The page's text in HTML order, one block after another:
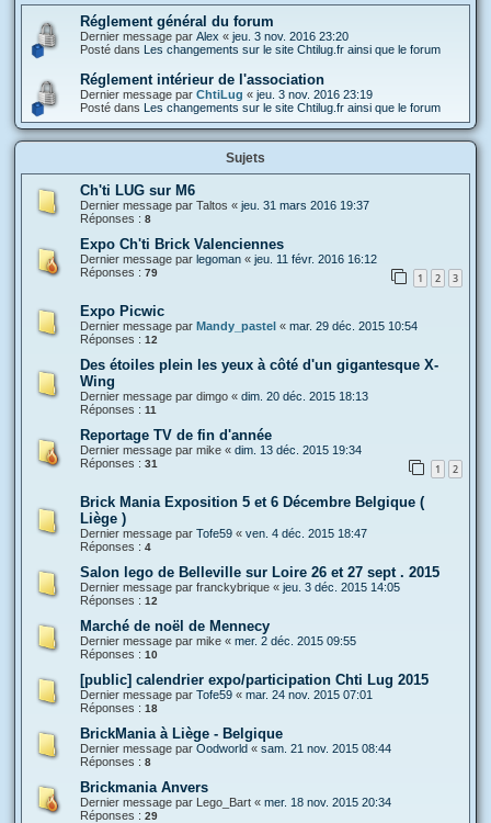
Réglement général du forum
Dernier message par Alex « jeu. 3 nov. 2016 23:20
Posté dans Les changements sur le site Chtilug.fr ainsi que le forum
Réglement intérieur de l'association
Dernier message par ChtiLug « jeu. 3 nov. 2016 23:19
Posté dans Les changements sur le site Chtilug.fr ainsi que le forum
Sujets
Ch'ti LUG sur M6
Dernier message par Taltos « jeu. 31 mars 2016 19:37
Réponses : 8
Expo Ch'ti Brick Valenciennes
Dernier message par legoman « jeu. 11 févr. 2016 16:12
Réponses : 79 1 2 3
Expo Picwic
Dernier message par Mandy_pastel « mar. 29 déc. 2015 10:54
Réponses : 12
Des étoiles plein les yeux à côté d'un gigantesque X-
Wing
Dernier message par dimgo « dim. 20 déc. 2015 18:13
Réponses : 11
Reportage TV de fin d'année
Dernier message par mike « dim. 13 déc. 2015 19:34
Réponses : 31 1 2
Brick Mania Exposition 5 et 6 Décembre Belgique (
Liège )
Dernier message par Tofe59 « ven. 4 déc. 2015 18:47
Réponses : 4
Salon lego de Belleville sur Loire 26 et 27 sept . 2015
Dernier message par franckybrique « jeu. 3 déc. 2015 14:05
Réponses : 12
Marché de noël de Mennecy
Dernier message par mike « mer. 2 déc. 2015 09:55
Réponses : 10
[public] calendrier expo/participation Chti Lug 2015
Dernier message par Tofe59 « mar. 24 nov. 2015 07:01
Réponses : 18
BrickMania à Liège - Belgique
Dernier message par Oodworld « sam. 21 nov. 2015 08:44
Réponses : 8
Brickmania Anvers
Dernier message par Lego_Bart « mer. 18 nov. 2015 20:34
Réponses : 29